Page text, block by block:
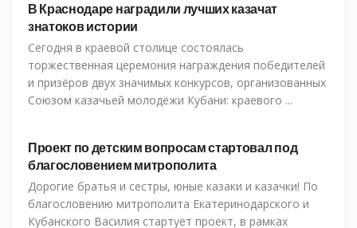
В Краснодаре наградили лучших казачат
знатоков истории
Сегодня в краевой столице состоялась
торжественная церемония награждения победителей
и призёров двух значимых конкурсов, организованных
Союзом казачьей молодёжи Кубани: краевого ...
Проект по детским вопросам стартовал под
благословением митрополита
Дорогие братья и сестры, юные казаки и казачки! По
благословению митрополита Екатеринодарского и
Кубанского Василия стартует проект, в рамках